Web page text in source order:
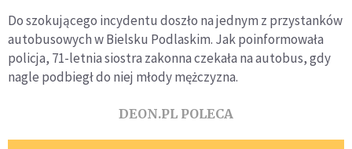
Do szokującego incydentu doszło na jednym z przystanków
autobusowych w Bielsku Podlaskim. Jak poinformowała
policja, 71-letnia siostra zakonna czekała na autobus, gdy
nagle podbiegł do niej młody mężczyzna.
DEON.PL POLECA